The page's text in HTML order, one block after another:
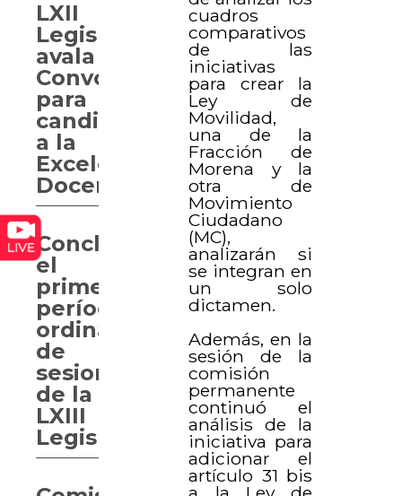
cuadros
comparativos
de las
iniciativas
para crear la
Ley de
Movilidad,
una de la
Fracción de
Morena y la
otra de
Movimiento
Ciudadano
(MC),
analizarán si
se integran en
un solo
dictamen.
Además, en la
sesión de la
comisión
permanente
continuó el
análisis de la
iniciativa para
adicionar el
artículo 31 bis
LXII
Legislatura
avala
Convocatoria
para
candidatos
a la
Excelencia
Docente
Concluye
el
primer
período
ordinario
de
sesiones
de la
LXIII
Legislatura